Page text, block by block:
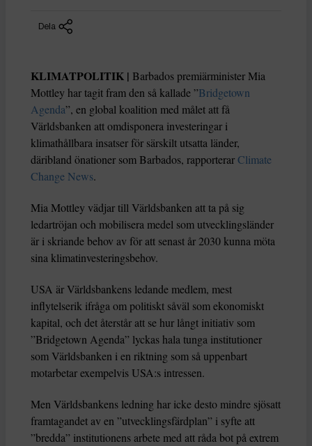
Dela
KLIMATPOLITIK | Barbados premiärminister Mia
Mottley har tagit fram den så kallade ”Bridgetown
Agenda”, en global koalition med målet att få
Världsbanken att omdisponera investeringar i
klimathållbara insatser för särskilt utsatta länder,
däribland önationer som Barbados, rapporterarClimate
Change News.
Mia Mottley vädjar till Världsbanken att ta på sig
ledartröjan och mobilisera medel som utvecklingsländer
är i skriande behov av för att senast år 2030 kunna möta
sina klimatinvesteringsbehov.
USA är Världsbankens ledande medlem, mest
inflytelserik ifråga om politiskt såväl som ekonomiskt
kapital, och det återstår att se hur långt initiativ som
”Bridgetown Agenda” lyckas hala tunga institutioner
som Världsbanken i en riktning som så uppenbart
motarbetar exempelvis USA:s intressen.
Men Världsbankens ledning har icke desto mindre sjösatt
framtagandet av en ”utvecklingsfärdplan” i syfte att
”bredda” institutionens arbete med att råda bot på extrem